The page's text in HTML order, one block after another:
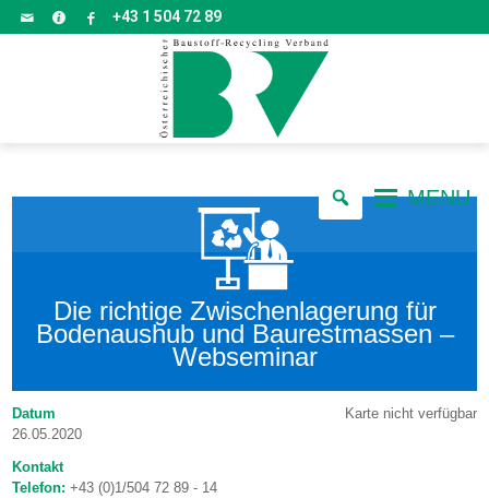
+43 1 504 72 89
MENU
Die richtige Zwischenlagerung für
Bodenaushub und Baurestmassen –
Webseminar
Karte nicht verfügbar
Datum
26.05.2020
Kontakt
Telefon:+43 (0)1/504 72 89 - 14